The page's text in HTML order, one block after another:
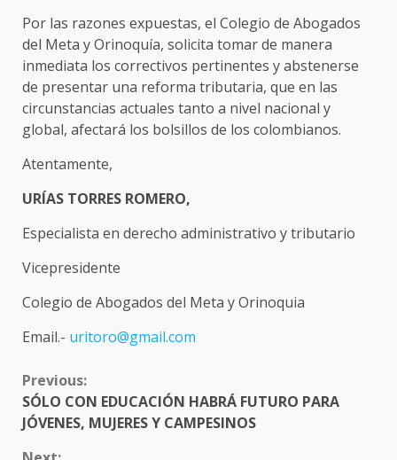
Por las razones expuestas, el Colegio de Abogados
del Meta y Orinoquía, solicita tomar de manera
inmediata los correctivos pertinentes y abstenerse
de presentar una reforma tributaria, que en las
circunstancias actuales tanto a nivel nacional y
global, afectará los bolsillos de los colombianos.
Atentamente,
URÍAS TORRES ROMERO,
Especialista en derecho administrativo y tributario
Vicepresidente
Colegio de Abogados del Meta y Orinoquia
Email.- uritoro@gmail.com
CONTINUE
READING
Previous:
SÓLO CON EDUCACIÓN HABRÁ FUTURO PARA
JÓVENES, MUJERES Y CAMPESINOS